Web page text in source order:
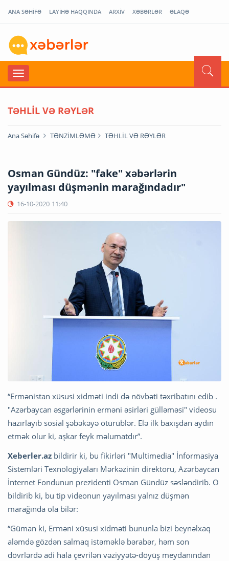
ANA SƏHİFƏ LAYİHƏ HAQQINDA ARXİV XƏBƏRLƏR ƏLAQƏ
TƏHLİL VƏ RƏYLƏR
Ana Səhifə TƏNZİMLƏMƏ TƏHLİL VƏ RƏYLƏR
Osman Gündüz: "fake" xəbərlərin
yayılması düşmənin marağındadır"
16-10-2020 11:40
“Ermənistan xüsusi xidməti indi də növbəti təxribatını edib .
"Azərbaycan əsgərlərinin erməni əsirləri gülləməsi" videosu
hazırlayıb sosial şəbəkəyə ötürüblər. Elə ilk baxışdan aydın
etmək olur ki, aşkar feyk məlumatdır”.
Xeberler.az bildirir ki, bu fikirləri "Multimedia" İnformasiya
Sistemləri Texnologiyaları Mərkəzinin direktoru, Azərbaycan
İnternet Fondunun prezidenti Osman Gündüz səsləndirib. O
bildirib ki, bu tip videonun yayılması yalnız düşmən
marağında ola bilər:
“Güman ki, Erməni xüsusi xidməti bununla bizi beynəlxaq
aləmdə gözdən salmaq istəməklə bərabər, həm son
dövrlərdə adi hala çevrilən vəziyyətə-döyüş meydanından